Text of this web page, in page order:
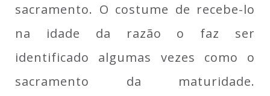
sacramento. O costume de recebe-lo
na idade da razão o faz ser
identificado algumas vezes como o
sacramento da maturidade.